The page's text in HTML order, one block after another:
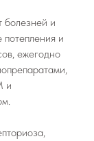
болезней и
и
ежегодно
и